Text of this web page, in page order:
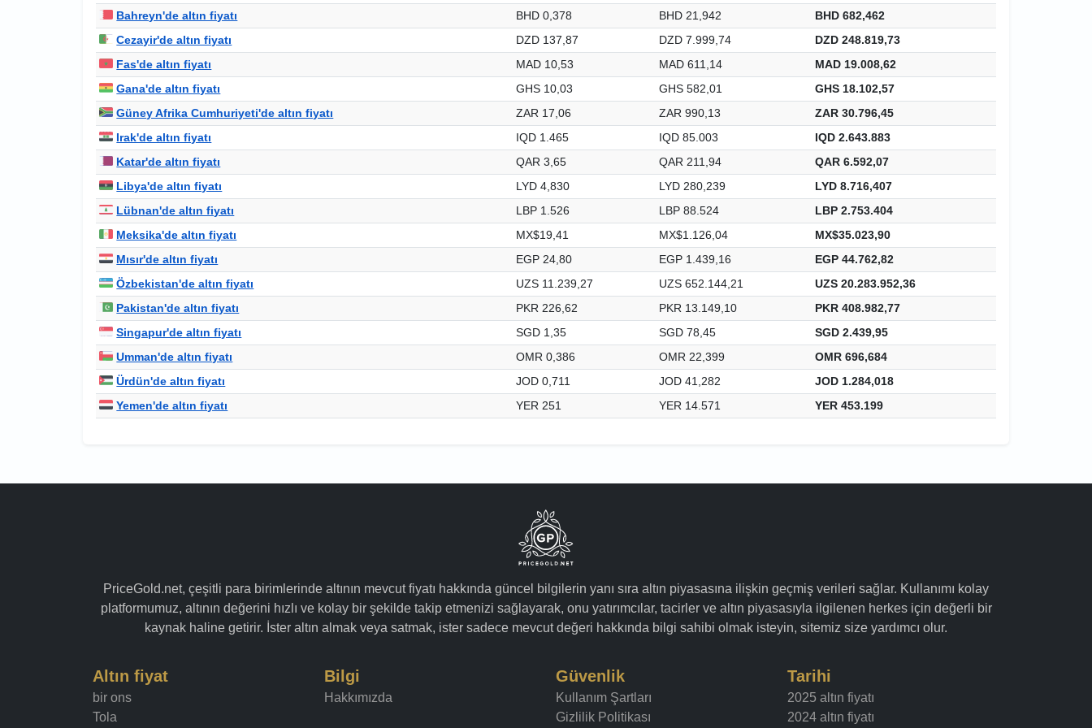
Bahreyn'de altın fiyatı BHD 0,378 BHD 21,942
BHD 682,462
Cezayir'de altın fiyatı
DZD 137,87 DZD 7.999,74
DZD 248.819,73
Fas'de altın fiyatı
MAD 10,53 MAD 611,14
MAD 19.008,62
Gana'de altın fiyatı
GHS 10,03 GHS 582,01
GHS 18.102,57
Güney Afrika Cumhuriyeti'de altın fiyatı
ZAR 17,06 ZAR 990,13
ZAR 30.796,45
Irak'de altın fiyatı
IQD 1.465 IQD 85.003
IQD 2.643.883
Katar'de altın fiyatı
QAR 3,65 QAR 211,94
QAR 6.592,07
Libya'de altın fiyatı
LYD 4,830 LYD 280,239
LYD 8.716,407
Lübnan'de altın fiyatı
LBP 1.526 LBP 88.524
LBP 2.753.404
Meksika'de altın fiyatı
MX$19,41 MX$1.126,04
MX$35.023,90
Mısır'de altın fiyatı
EGP 24,80 EGP 1.439,16
EGP 44.762,82
Özbekistan'de altın fiyatı
UZS 11.239,27 UZS 652.144,21
UZS 20.283.952,36
Pakistan'de altın fiyatı
PKR 226,62 PKR 13.149,10
PKR 408.982,77
Singapur'de altın fiyatı
SGD 1,35 SGD 78,45
SGD 2.439,95
Umman'de altın fiyatı
OMR 0,386 OMR 22,399
OMR 696,684
Ürdün'de altın fiyatı
JOD 0,711 JOD 41,282
JOD 1.284,018
Yemen'de altın fiyatı
YER 251 YER 14.571 YER 453.199
PriceGold.net, çeşitli para birimlerinde altının mevcut fiyatı hakkında güncel bilgilerin yanı sıra altın piyasasına ilişkin geçmiş verileri sağlar. Kullanımı kolay
platformumuz, altının değerini hızlı ve kolay bir şekilde takip etmenizi sağlayarak, onu yatırımcılar, tacirler ve altın piyasasıyla ilgilenen herkes için değerli bir
kaynak haline getirir. İster altın almak veya satmak, ister sadece mevcut değeri hakkında bilgi sahibi olmak isteyin, sitemiz size yardımcı olur.
Altın fiyat
bir ons
Tola
Bilgi
Hakkımızda
Güvenlik
Kullanım Şartları
Gizlilik Politikası
Tarihi
2025 altın fiyatı
2024 altın fiyatı